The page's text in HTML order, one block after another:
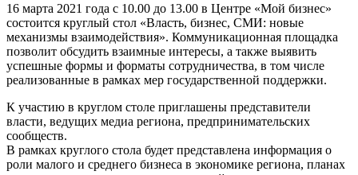
16 марта 2021 года с 10.00 до 13.00 в Центре «Мой бизнес»
состоится круглый стол «Власть, бизнес, СМИ: новые
механизмы взаимодействия». Коммуникационная площадка
позволит обсудить взаимные интересы, а также выявить
успешные формы и форматы сотрудничества, в том числе
реализованные в рамках мер государственной поддержки.
К участию в круглом столе приглашены представители
власти, ведущих медиа региона, предпринимательских
сообществ.
В рамках круглого стола будет представлена информация о
роли малого и среднего бизнеса в экономике региона, планах